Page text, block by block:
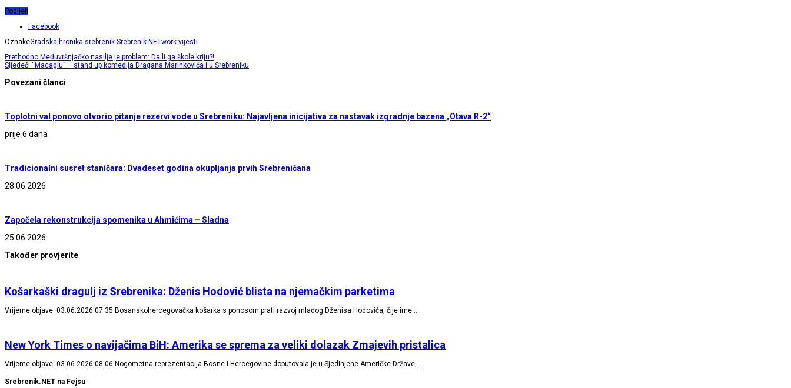
Podijeli
Facebook
OznakeGradska hronika srebrenik Srebrenik.NETwork vijesti
Prethodno Međuvršnjačko nasilje je problem: Da li ga škole kriju?!
Sljedeći “Macaglu” – stand up komedija Dragana Marinkovića i u Srebreniku
Povezani članci
Toplotni val ponovo otvorio pitanje rezervi vode u Srebreniku: Najavljena inicijativa za nastavak izgradnje bazena „Otava R-2“
prije 6 dana
Tradicionalni susret staničara: Dvadeset godina okupljanja prvih Srebreničana
28.06.2026
Započela rekonstrukcija spomenika u Ahmićima – Sladna
25.06.2026
Također provjerite
Košarkaški dragulj iz Srebrenika: Dženis Hodović blista na njemačkim parketima
Vrijeme objave: 03.06.2026 07:35 Bosanskohercegovačka košarka s ponosom prati razvoj mladog Dženisa Hodovića, čije ime …
New York Times o navijačima BiH: Amerika se sprema za veliki dolazak Zmajevih pristalica
Vrijeme objave: 03.06.2026 08:06 Nogometna reprezentacija Bosne i Hercegovine doputovala je u Sjedinjene Američke Države, …
Srebrenik.NET na Fejsu